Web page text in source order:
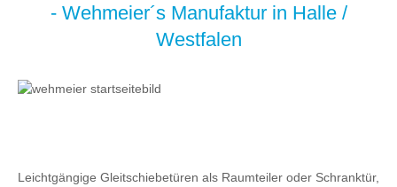
- Wehmeier´s Manufaktur in Halle /
Westfalen
Leichtgängige Gleitschiebetüren als Raumteiler oder Schranktür,